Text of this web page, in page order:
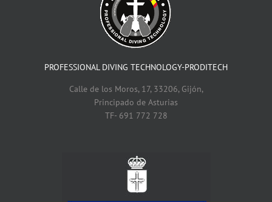
PROFESSIONAL DIVING TECHNOLOGY-PRODITECH
Calle de los Moros, 17, 33206, Gijón,
Principado de Asturias
TF- 691 772 728